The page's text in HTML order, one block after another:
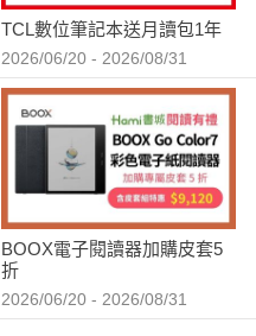
TCL數位筆記本送月讀包1年
2026/06/20 - 2026/08/31
BOOX電子閱讀器加購皮套5
折
2026/06/20 - 2026/08/31